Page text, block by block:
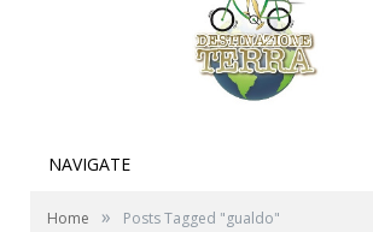
NAVIGATE
Home » Posts Tagged "gualdo"